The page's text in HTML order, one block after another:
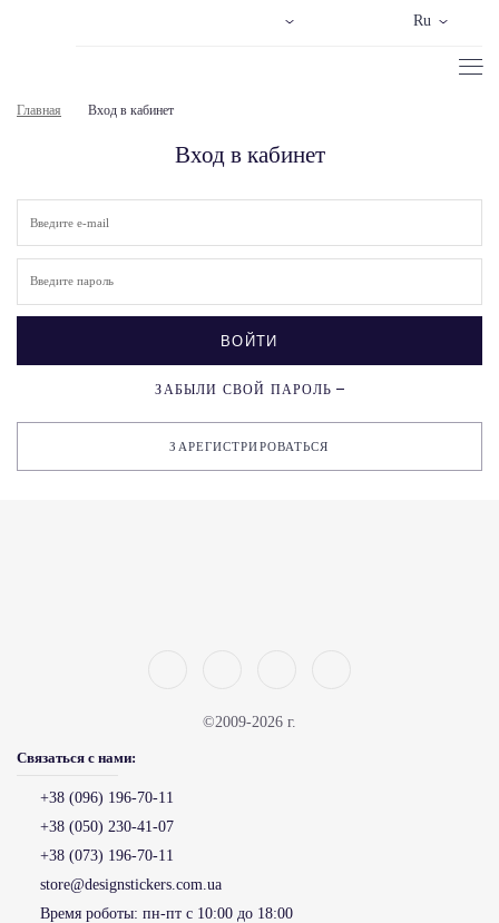
Ru
Главная Вход в кабинет
Вход в кабинет
ВОЙТИ
ЗАБЫЛИ СВОЙ ПАРОЛЬ
ЗАРЕГИСТРИРОВАТЬСЯ
©2009-2026 г.
Связаться с нами:
+38 (096) 196-70-11
+38 (050) 230-41-07
+38 (073) 196-70-11
store@designstickers.com.ua
Время роботы: пн-пт с 10:00 до 18:00